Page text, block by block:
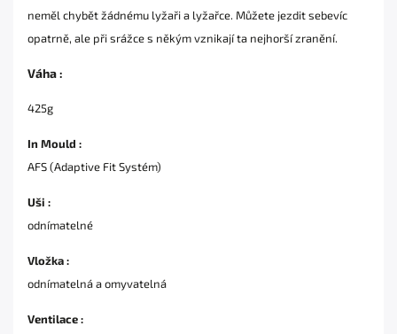
neměl chybět žádnému lyžaři a lyžařce. Můžete jezdit sebevíc
opatrně, ale při srážce s někým vznikají ta nejhorší zranění.
Váha :
425g
In Mould :
AFS (Adaptive Fit Systém)
Uši :
odnímatelné
Vložka :
odnímatelná a omyvatelná
Ventilace :